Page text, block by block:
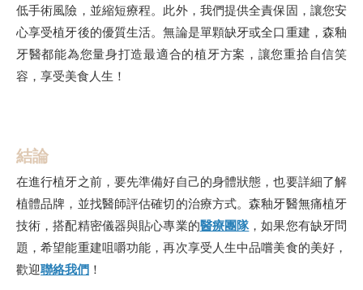
低手術風險，並縮短療程。此外，我們提供全責保固，讓您安
心享受植牙後的優質生活。無論是單顆缺牙或全口重建，森釉
牙醫都能為您量身打造最適合的植牙方案，讓您重拾自信笑
容，享受美食人生！
結論
在進行植牙之前，要先準備好自己的身體狀態，也要詳細了解
植體品牌，並找醫師評估確切的治療方式。森釉牙醫無痛植牙
技術，搭配精密儀器與貼心專業的醫療團隊，如果您有缺牙問
題，希望能重建咀嚼功能，再次享受人生中品嚐美食的美好，
歡迎聯絡我們 ！